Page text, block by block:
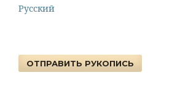
Русский
ОТПРАВИТЬ РУКОПИСЬ